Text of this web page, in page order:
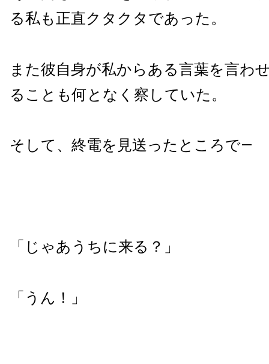
る私も正直クタクタであった。
また彼自身が私からある言葉を言わ
ることも何となく察していた。
そして、終電を見送ったところで—
「じゃあうちに来る？」
「うん！」